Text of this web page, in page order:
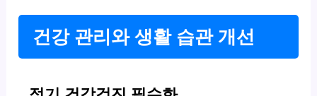
건강 관리와 생활 습관 개선